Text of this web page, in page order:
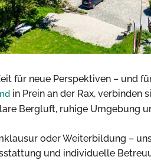
für neue Perspektiven – und
in Prein an der Rax, verbinden
Bergluft, ruhige Umgebung
oder Weiterbildung –
und individuelle